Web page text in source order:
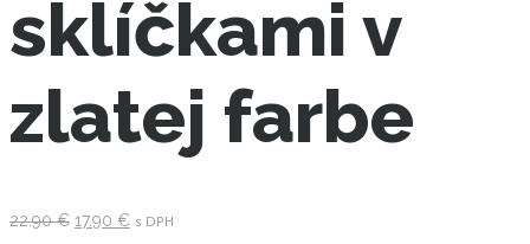
sklíčkami v
zlatej farbe
22.90€ Pôvodná
17.90 € Aktuálna
s DPH